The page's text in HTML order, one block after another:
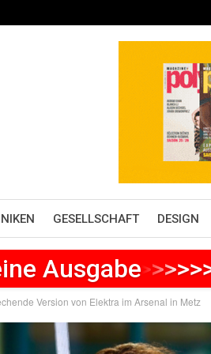
GESELLSCHAFT DESIGN
Ausgabe>>>>>
Version von Elektra im Arsenal in Metz